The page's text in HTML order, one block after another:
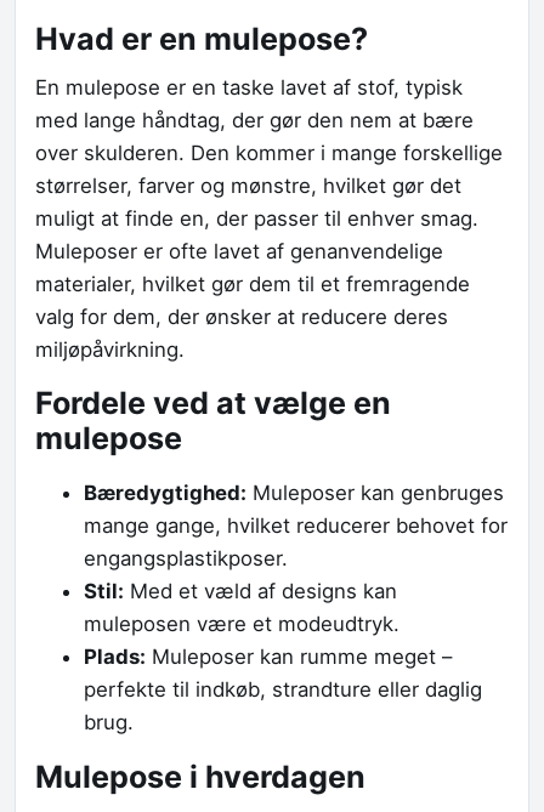
Hvad er en mulepose?
En mulepose er en taske lavet af stof, typisk
med lange håndtag, der gør den nem at bære
over skulderen. Den kommer i mange forskellige
størrelser, farver og mønstre, hvilket gør det
muligt at finde en, der passer til enhver smag.
Muleposer er ofte lavet af genanvendelige
materialer, hvilket gør dem til et fremragende
valg for dem, der ønsker at reducere deres
miljøpåvirkning.
Fordele ved at vælge en
mulepose
Bæredygtighed: Muleposer kan genbruges
mange gange, hvilket reducerer behovet for
engangsplastikposer.
Stil: Med et væld af designs kan
muleposen være et modeudtryk.
Plads: Muleposer kan rumme meget –
perfekte til indkøb, strandture eller daglig
brug.
Mulepose i hverdagen